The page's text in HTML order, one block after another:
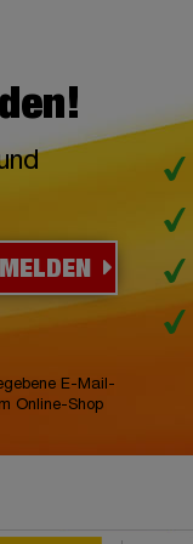
E-Mail-
Online-Shop